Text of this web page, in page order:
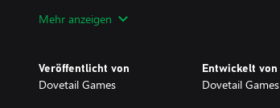
Mehr anzeigen
Veröffentlicht von
Dovetail Games
Entwickelt von
Dovetail Games